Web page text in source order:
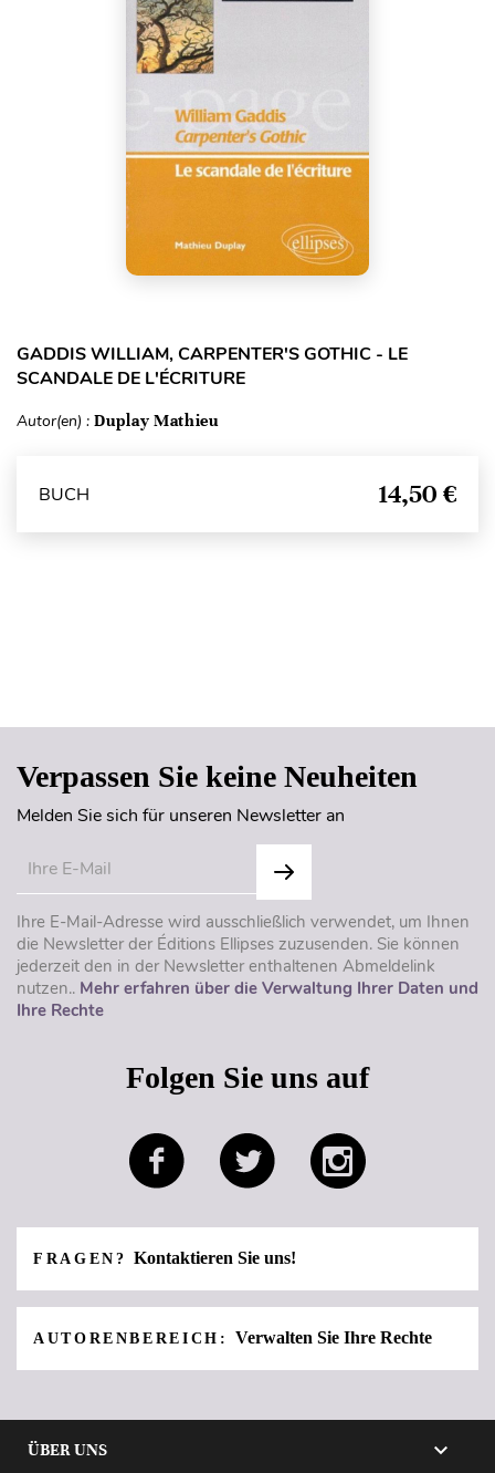
GADDIS WILLIAM, CARPENTER'S GOTHIC - LE
SCANDALE DE L'ÉCRITURE
Autor(en) : Duplay Mathieu
BUCH 14,50 €
Verpassen Sie keine Neuheiten
Melden Sie sich für unseren Newsletter an
Ihre E-Mail-Adresse wird ausschließlich verwendet, um Ihnen
die Newsletter der Éditions Ellipses zuzusenden. Sie können
jederzeit den in der Newsletter enthaltenen Abmeldelink
nutzen.. Mehr erfahren über die Verwaltung Ihrer Daten und
Ihre Rechte
Folgen Sie uns auf
FRAGEN?Kontaktieren Sie uns!
AUTORENBEREICH: Verwalten Sie Ihre Rechte
ÜBER UNS 